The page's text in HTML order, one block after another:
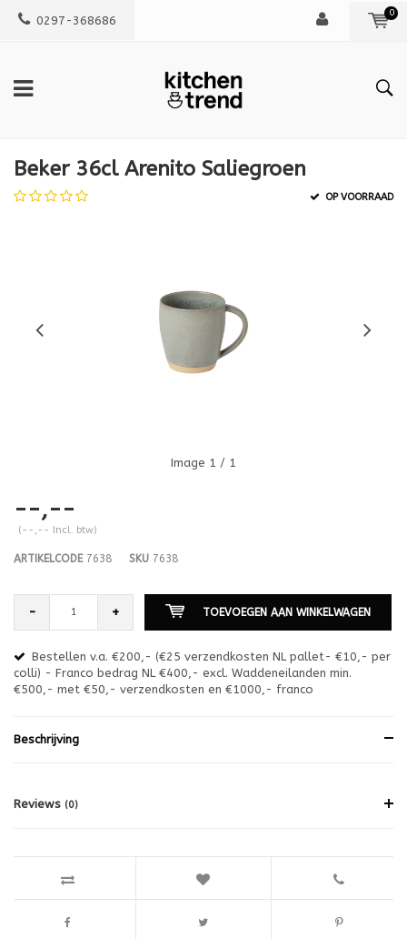
0297-368686
0
Beker 36cl Arenito Saliegroen
OP VOORRAAD
Image 1 / 1
--,--
(--,-- Incl. btw)
ARTIKELCODE7638 SKU 7638
- + TOEVOEGEN AAN WINKELWAGEN
Bestellen v.a. €200,- (€25 verzendkosten NL pallet- €10,- per
colli) - Franco bedrag NL €400,- excl. Waddeneilanden min.
€500,- met €50,- verzendkosten en €1000,- franco
Beschrijving
Reviews (0)